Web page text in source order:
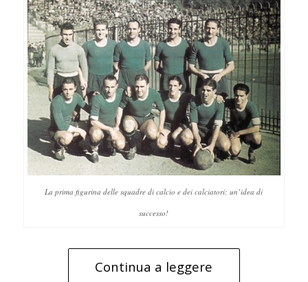
La prima figurina delle squadre di calcio e dei calciatori: un’idea di
successo!
Continua a leggere